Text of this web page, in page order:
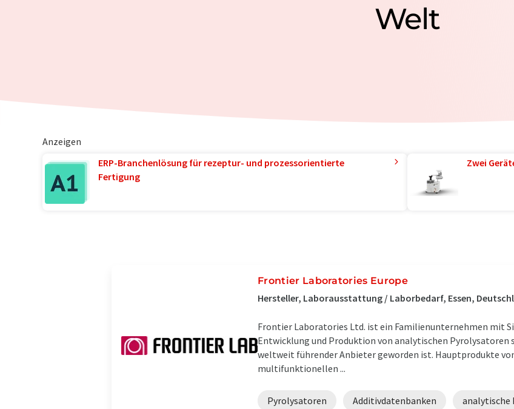
Welt
Anzeigen
ERP-Branchenlösung für rezeptur- und prozessorientierte
Fertigung
Zwei
Frontier Laboratories Europe
Hersteller, Laborausstattung / Laborbedarf, Essen,
Frontier Laboratories Ltd. ist ein Familienunternehmen mit
Entwicklung und Produktion von analytischen Pyrolysatoren
weltweit führender Anbieter geworden ist. Hauptprodukte
multifunktionellen ...
Pyrolysatoren Additivdatenbanken analytische